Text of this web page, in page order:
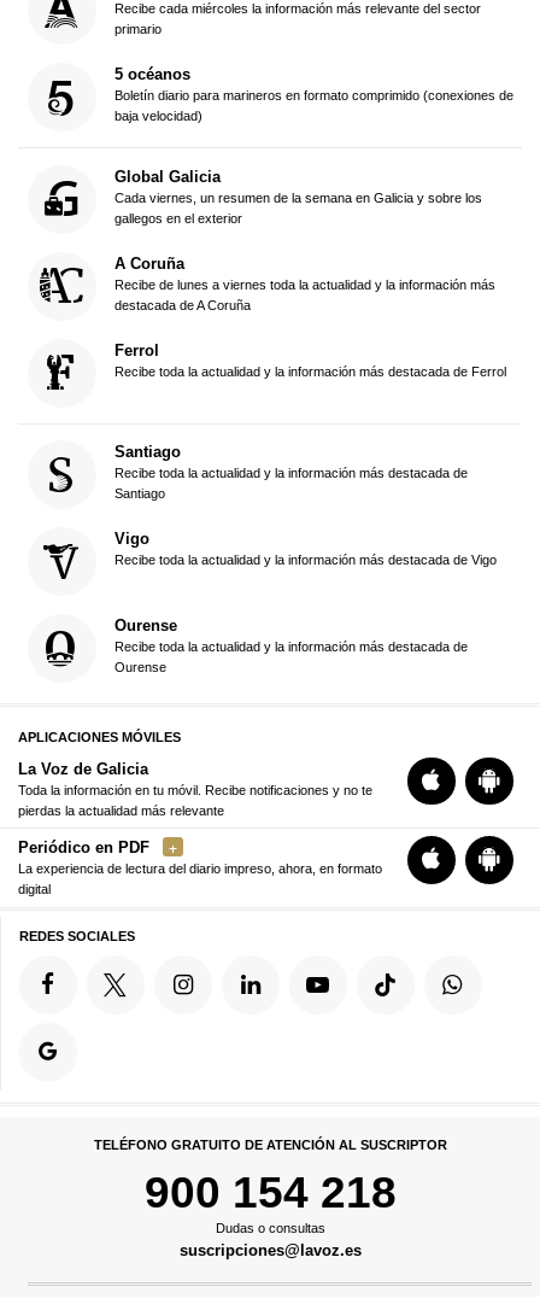
Recibe cada miércoles la información más relevante del sector
primario
5 océanos
Boletín diario para marineros en formato comprimido (conexiones de
baja velocidad)
Global Galicia
Cada viernes, un resumen de la semana en Galicia y sobre los
gallegos en el exterior
A Coruña
Recibe de lunes a viernes toda la actualidad y la información más
destacada de A Coruña
Ferrol
Recibe toda la actualidad y la información más destacada de Ferrol
Santiago
Recibe toda la actualidad y la información más destacada de
Santiago
Vigo
Recibe toda la actualidad y la información más destacada de Vigo
Ourense
Recibe toda la actualidad y la información más destacada de
Ourense
APLICACIONES MÓVILES
La Voz de Galicia
Toda la información en tu móvil. Recibe notificaciones y no te
pierdas la actualidad más relevante
Periódico en PDF
La experiencia de lectura del diario impreso, ahora, en formato
digital
REDES SOCIALES
TELÉFONO GRATUITO DE ATENCIÓN AL SUSCRIPTOR
900 154 218
Dudas o consultas
suscripciones@lavoz.es